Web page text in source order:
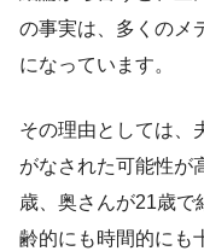
の事実は、多くのメ
になっています。
その理由としては、
がなされた可能性が
歳、奥さんが21歳で
齢的にも時間的にも